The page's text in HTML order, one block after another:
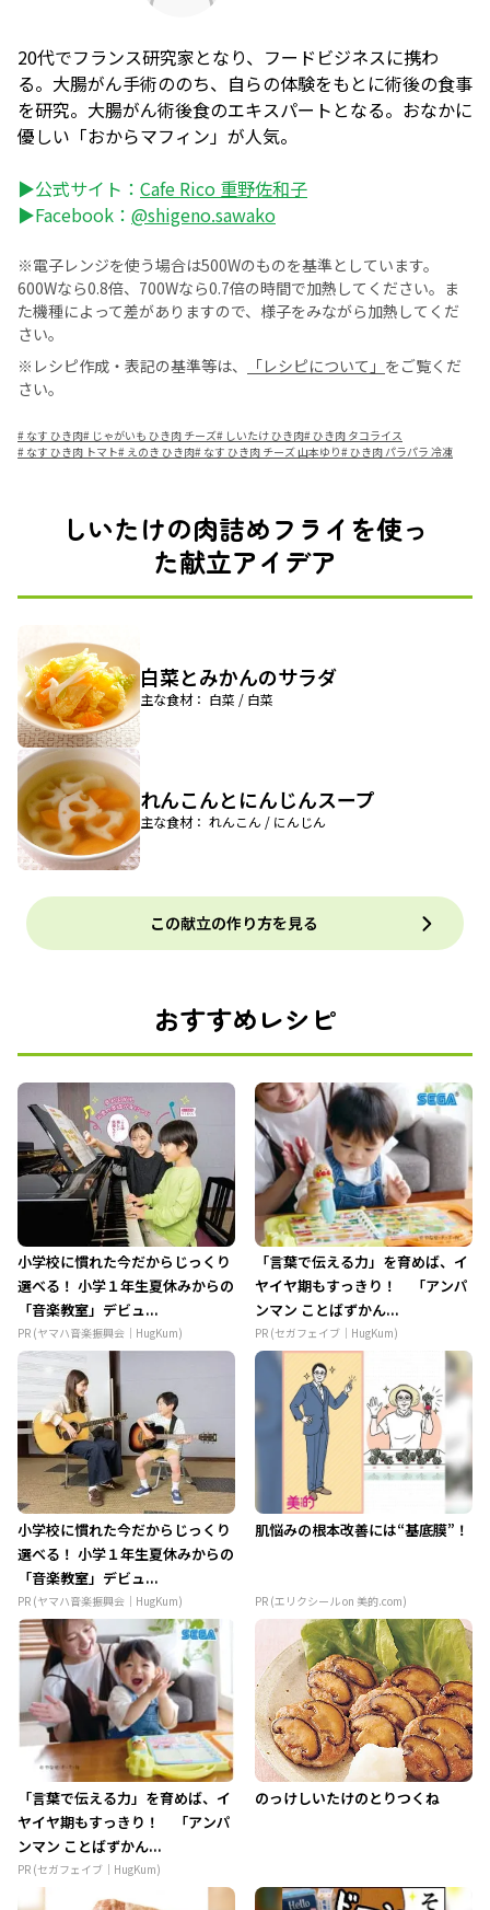
20代でフランス研究家となり、フードビジネスに携わ
る。大腸がん手術ののち、自らの体験をもとに術後の食事
を研究。大腸がん術後食のエキスパートとなる。おなかに
優しい「おからマフィン」が人気。
▶公式サイト： Cafe Rico 重野佐和子
▶Facebook： @shigeno.sawako
※電子レンジを使う場合は500Wのものを基準としています。
600Wなら0.8倍、700Wなら0.7倍の時間で加熱してください。ま
た機種によって差がありますので、様子をみながら加熱してくだ
さい。
※レシピ作成・表記の基準等は、
「レシピについて」 をご覧くだ
さい。
# なす ひき肉# じゃがいも ひき肉 チーズ# しいたけ ひき肉# ひき肉 タコライス
# なす ひき肉 トマト# えのき ひき肉# なす ひき肉 チーズ 山本ゆり# ひき肉 パラパラ 冷凍
しいたけの肉詰めフライを使っ
た献立アイデア
白菜とみかんのサラダ
主な食材： 白菜 / 白菜
れんこんとにんじんスープ
主な食材： れんこん / にんじん
この献立の作り方を見る
おすすめレシピ
小学校に慣れた今だからじっくり
選べる！ 小学１年生夏休みからの
「音楽教室」デビュ...
PR (ヤマハ音楽振興会｜HugKum)
「言葉で伝える力」を育めば、イ
ヤイヤ期もすっきり！ 「アンパ
ンマン ことばずかん...
PR (セガフェイブ｜HugKum)
小学校に慣れた今だからじっくり
選べる！ 小学１年生夏休みからの
「音楽教室」デビュ...
PR (ヤマハ音楽振興会｜HugKum)
肌悩みの根本改善には“基底膜”！
PR (エリクシール on 美的.com)
「言葉で伝える力」を育めば、イ
ヤイヤ期もすっきり！ 「アンパ
ンマン ことばずかん...
PR (セガフェイブ｜HugKum)
のっけしいたけのとりつくね